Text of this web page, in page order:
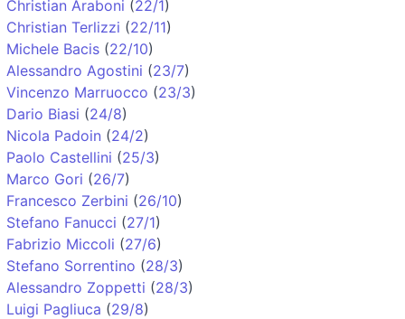
Christian Araboni (22/1)
Christian Terlizzi (22/11)
Michele Bacis (22/10)
Alessandro Agostini (23/7)
Vincenzo Marruocco (23/3)
Dario Biasi (24/8)
Nicola Padoin (24/2)
Paolo Castellini (25/3)
Marco Gori (26/7)
Francesco Zerbini (26/10)
Stefano Fanucci (27/1)
Fabrizio Miccoli (27/6)
Stefano Sorrentino (28/3)
Alessandro Zoppetti (28/3)
Luigi Pagliuca (29/8)